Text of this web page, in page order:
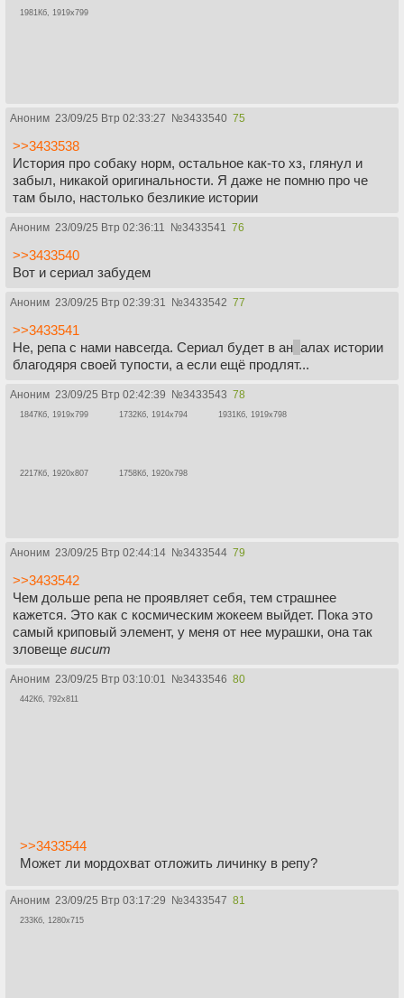
5. Alone - 5/5. Лучший эпизод, имхо. Маленькое
1981Кб, 1919x799
Аноним 23/09/25 Втр 02:33:27 №3433540 75
>>3433538
История про собаку норм, остальное как-то хз, глянул и
забыл, никакой оригинальности. Я даже не помню про че
там было, настолько безликие истории
Аноним 23/09/25 Втр 02:36:11 №3433541 76
>>3433540
Вот и сериал забудем
Аноним 23/09/25 Втр 02:39:31 №3433542 77
>>3433541
Не, репа с нами навсегда. Сериал будет в ан алах истории
благодяря своей тупости, а если ещё продлят...
Аноним 23/09/25 Втр 02:42:39 №3433543 78
1847Кб, 1919x799 1732Кб, 1914x794 1931Кб, 1919x798
2217Кб, 1920x807 1758Кб, 1920x798
Аноним 23/09/25 Втр 02:44:14 №3433544 79
>>3433542
Чем дольше репа не проявляет себя, тем страшнее
кажется. Это как с космическим жокеем выйдет. Пока это
самый криповый элемент, у меня от нее мурашки, она так
зловеще висит
Аноним 23/09/25 Втр 03:10:01 №3433546 80
442Кб, 792x811
>>3433544
Может ли мордохват отложить личинку в репу?
Аноним 23/09/25 Втр 03:17:29 №3433547 81
233Кб, 1280x715